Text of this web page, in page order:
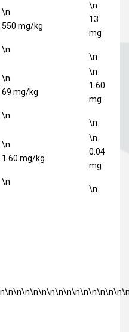
\n
550 mg/kg
\n
\n
13
mg
\n
\n
69 mg/kg
\n
\n
1.60
mg
\n
\n
1.60 mg/kg
\n
\n
0.04
mg
\n